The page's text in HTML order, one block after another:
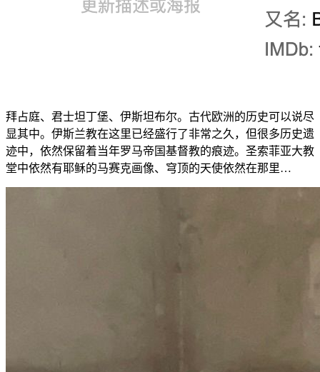
拜占庭、君士坦丁堡、伊斯坦布尔。古代欧洲的历史可以说尽
显其中。伊斯兰教在这里已经盛行了非常之久，但很多历史遗
迹中，依然保留着当年罗马帝国基督教的痕迹。圣索菲亚大教
堂中依然有耶稣的马赛克画像、穹顶的天使依然在那里…